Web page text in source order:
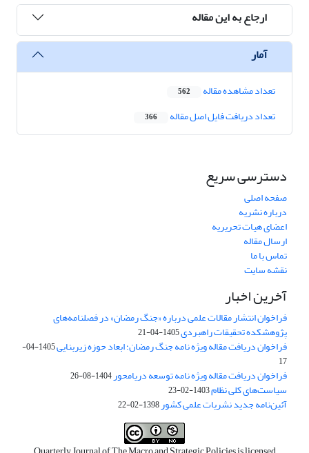
ارجاع به این مقاله
آمار
تعداد مشاهده مقاله 562
تعداد دریافت فایل اصل مقاله 366
دسترسی سریع
صفحه اصلی
درباره نشریه
اعضای هیات تحریریه
ارسال مقاله
تماس با ما
نقشه سایت
آخرین اخبار
فراخوان انتشار مقالات علمی درباره «جنگ رمضان» در فصلنامه‌های
پژوهشکده تحقیقات راهبردی1405-04-21
فراخوان دریافت مقاله ویژه نامه جنگ رمضان؛ ابعاد حوزه زیربنایی
1405-04-
17
فراخوان دریافت مقاله ویژه نامه توسعه دریامحور1404-08-26
سیاست‌های کلی نظام1403-02-23
آئین‌نامه جدید نشریات علمی کشور1398-02-22